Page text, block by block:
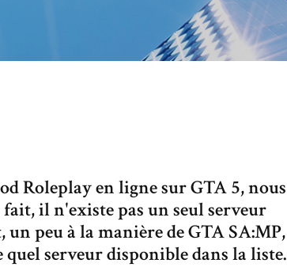
Roleplay en ligne sur GTA 5, nous
il n'existe pas un seul serveur
peu à la manière de GTA SA:MP,
serveur disponible dans la liste.